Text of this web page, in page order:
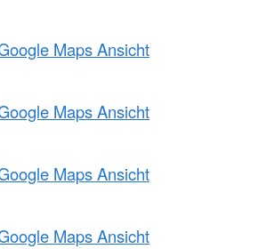
Maps Ansicht
Maps Ansicht
Maps Ansicht
Maps Ansicht